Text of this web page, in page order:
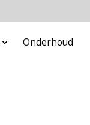
Onderhoud